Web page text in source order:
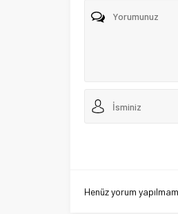
Henüz yorum